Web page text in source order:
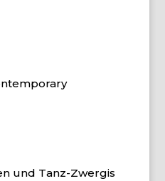
und Tanz-Zwergis